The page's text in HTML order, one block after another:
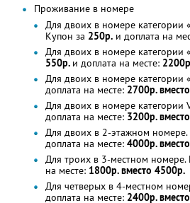
Проживание в номере
Для двоих в номере категории
Купон за 250р. и доплата на
Для двоих в номере категории
550р. и доплата на месте:
Для двоих в номере категории
доплата на месте: 2700р.
Для двоих в номере категории
доплата на месте: 3200р.
Для двоих в 2-этажном номере.
доплата на месте: 4000р.
Для троих в 3-местном номере.
на месте: 1800р. вместо 4500р.
Для четверых в 4-местном
доплата на месте: 2400р.